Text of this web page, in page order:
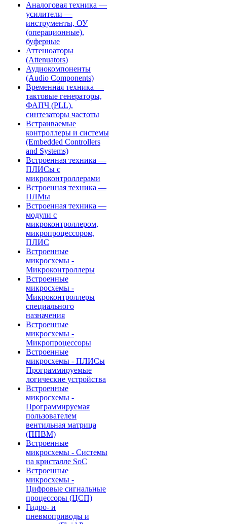
Аналоговая техника —
усилители —
инструменты, ОУ
(операционные),
буферные
Аттенюаторы
(Attenuators)
Аудиокомпоненты
(Audio Components)
Временна́я техника —
тактовые генераторы,
ФАПЧ (PLL),
синтезаторы частоты
Встраиваемые
контроллеры и системы
(Embedded Controllers
and Systems)
Встроенная техника —
ПЛИСы с
микроконтроллерами
Встроенная техника —
ПЛМы
Встроенная техника —
модули с
микроконтроллером,
микропроцессором,
ПЛИС
Встроенные
микросхемы -
Микроконтроллеры
Встроенные
микросхемы -
Микроконтроллеры
специального
назначения
Встроенные
микросхемы -
Микропроцессоры
Встроенные
микросхемы - ПЛИСы
Программируемые
логические устройства
Встроенные
микросхемы -
Программируемая
пользователем
вентильная матрица
(ППВМ)
Встроенные
микросхемы - Системы
на кристалле SoC
Встроенные
микросхемы -
Цифровые сигнальные
процессоры (ЦСП)
Гидро- и
пневмоприводы и